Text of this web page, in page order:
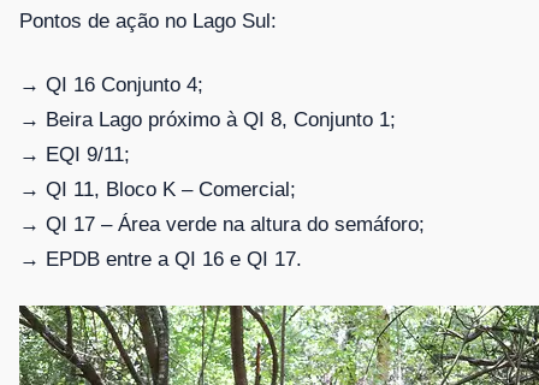
Pontos de ação no Lago Sul:
→ QI 16 Conjunto 4;
→ Beira Lago próximo à QI 8, Conjunto 1;
→ EQI 9/11;
→ QI 11, Bloco K – Comercial;
→ QI 17 – Área verde na altura do semáforo;
→ EPDB entre a QI 16 e QI 17.